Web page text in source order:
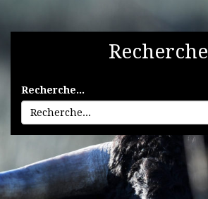
Recherche
Recherche...